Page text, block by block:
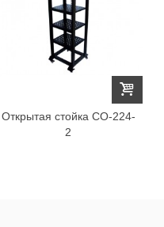
Открытая стойка СО-224-
2